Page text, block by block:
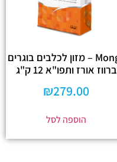
Monge – מזון לכלבים בוגרים
ברווז אורז ותפו"א 12 ק"ג
₪279.00
הוספה לסל